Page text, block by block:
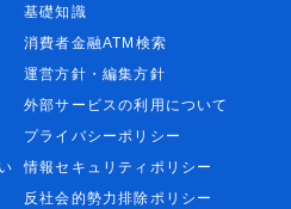
基礎知識
消費者金融ATM検索
運営方針・編集方針
外部サービスの利用について
プライバシーポリシー
情報セキュリティポリシー
反社会的勢力排除ポリシー